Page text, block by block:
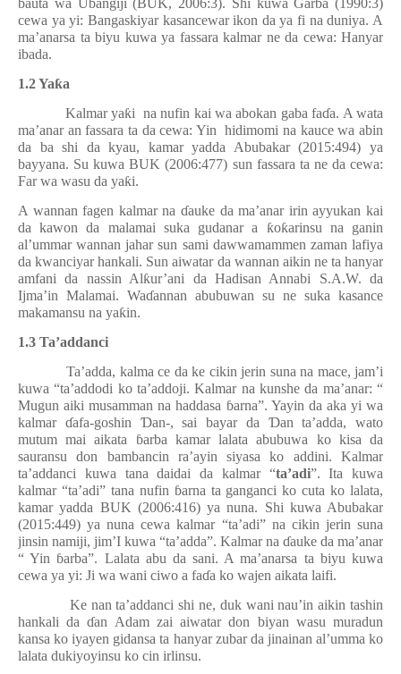
cewa ya yi: Bangaskiyar kasancewar ikon da ya fi na duniya. A
ma’anarsa ta biyu kuwa ya fassara kalmar ne da cewa: Hanyar
ibada.
1.2 Yaƙa
Kalmar yaƙi na nufin kai wa abokan gaba faɗa. A wata
ma’anar an fassara ta da cewa: Yin
hidimomi na kauce wa abin
da ba shi da kyau, kamar yadda Abubakar (2015:494) ya
bayyana. Su kuwa BUK (2006:477) sun fassara ta ne da cewa:
Far wa wasu da yaƙi.
A wannan fagen kalmar na ɗauke da ma’anar irin ayyukan kai
da kawon da malamai suka gudanar a ƙoƙarinsu na ganin
al’ummar wannan jahar sun sami dawwamammen zaman lafiya
da kwanciyar hankali. Sun aiwatar da wannan aikin ne ta hanyar
amfani da nassin Alƙur’ani da Hadisan Annabi S.A.W. da
Ijma’in Malamai. Waɗannan abubuwan su ne suka kasance
makamansu na yaƙin.
1.3 Ta’addanci
Ta’adda, kalma ce da ke cikin jerin suna na mace, jam’i
kuwa “ta’addodi ko ta’addoji. Kalmar na kunshe da ma’anar: “
Mugun aiki musamman na haddasa ɓarna”. Yayin da aka yi wa
kalmar ɗafa-goshin Ɗan-, sai bayar da Ɗan ta’adda, wato
mutum mai aikata ɓarba kamar lalata abubuwa ko kisa da
sauransu don bambancin ra’ayin siyasa ko addini. Kalmar
ta’addanci kuwa tana daidai da kalmar “ta’adi”. Ita kuwa
kalmar “ta’adi” tana nufin ɓarna ta ganganci ko cuta ko lalata,
kamar yadda BUK (2006:416) ya nuna. Shi kuwa Abubakar
(2015:449) ya nuna cewa kalmar “ta’adi” na cikin jerin suna
jinsin namiji, jim’I kuwa “ta’adda”. Kalmar na ɗauke da ma’anar
“ Yin ɓarba”. Lalata abu da sani. A ma’anarsa ta biyu kuwa
cewa ya yi: Ji wa wani ciwo a faɗa ko wajen aikata laifi.
Ke nan ta’addanci shi ne, duk wani nau’in aikin tashin
hankali daɗan Adam zai aiwatar don biyan wasu muradun
kansa ko iyayen gidansa ta hanyar zubar da jinainan al’umma ko
lalata dukiyoyinsu ko cin irlinsu.